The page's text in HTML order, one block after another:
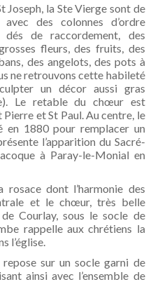
Joseph, la Ste Vierge sont de
des colonnes d’ordre
de raccordement, des
fleurs, des fruits, des
des angelots, des pots à
ne retrouvons cette habileté
un décor aussi gras
Le retable du chœur est
et St Paul. Au centre, le
en 1880 pour remplacer un
l’apparition du Sacré-
à Paray-le-Monial en
dont l’harmonie des
et le chœur, très belle
Courlay, sous le socle de
rappelle aux chrétiens la
l’église.
repose sur un socle garni de
ainsi avec l’ensemble de